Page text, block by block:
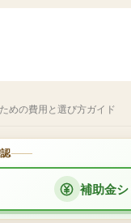
めの費用と選び方ガイド
補助金